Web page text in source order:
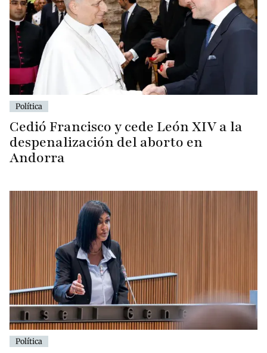
Política
Cedió Francisco y cede León XIV a la
despenalización del aborto en
Andorra
Política